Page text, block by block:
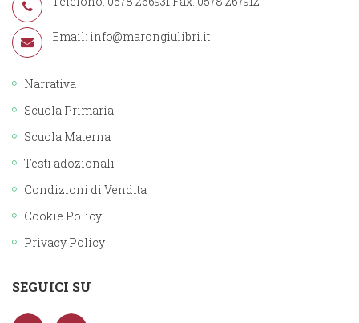
Email: info@marongiulibri.it
Narrativa
Scuola Primaria
Scuola Materna
Testi adozionali
Condizioni di Vendita
Cookie Policy
Privacy Policy
SEGUICI SU